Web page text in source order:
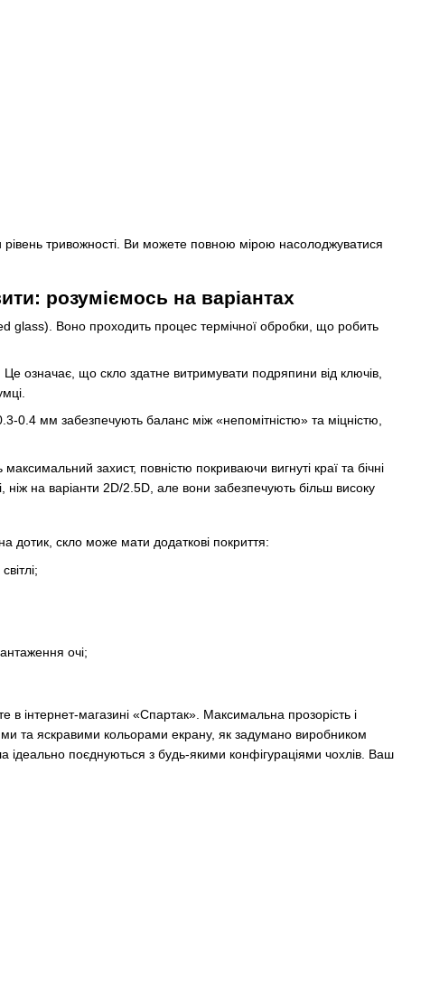
тривожності. Ви можете повною мірою насолоджуватися
розуміємось на варіантах
glass). Воно проходить процес термічної обробки, що робить
означає, що скло здатне витримувати подряпини від ключів,
мм забезпечують баланс між «непомітністю» та міцністю,
захист, повністю покриваючи вигнуті краї та бічні
на варіанти 2D/2.5D, але вони забезпечують більш високу
дотик, скло може мати додаткові покриття:
очі;
інтернет-магазині «Спартак». Максимальна прозорість і
та яскравими кольорами екрану, як задумано виробником
поєднуються з будь-якими конфігураціями чохлів. Ваш